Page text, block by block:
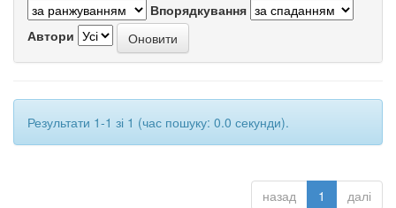
Впорядкування
Автори
Результати 1-1 зі 1 (час пошуку: 0.0 секунди).
назад 1 далі